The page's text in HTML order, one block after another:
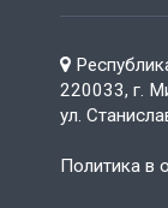
220033, г.
ул.
Политика в